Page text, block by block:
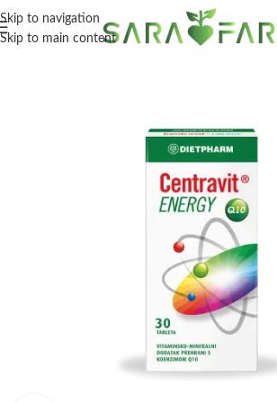
Skip to navigation
Skip to main content